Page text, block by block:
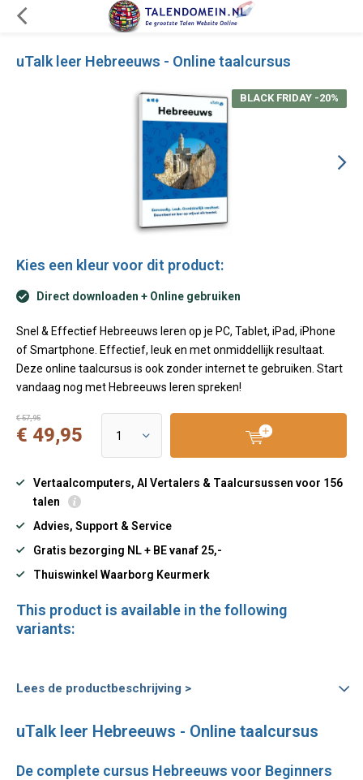
uTalk leer Hebreeuws - Online taalcursus
BLACK FRIDAY -20%
Kies een kleur voor dit product:
Direct downloaden + Online gebruiken
Snel & Effectief Hebreeuws leren op je PC, Tablet, iPad, iPhone
of Smartphone. Effectief, leuk en met onmiddellijk resultaat.
Deze online taalcursus is ook zonder internet te gebruiken. Start
vandaag nog met Hebreeuws leren spreken!
€ 57,95
€ 49,95
Vertaalcomputers, AI Vertalers & Taalcursussen voor 156
talen
Advies, Support & Service
Gratis bezorging NL + BE vanaf 25,-
Thuiswinkel Waarborg Keurmerk
This product is available in the following
variants:
Lees de productbeschrijving >
uTalk leer Hebreeuws - Online taalcursus
De complete cursus Hebreeuws voor Beginners